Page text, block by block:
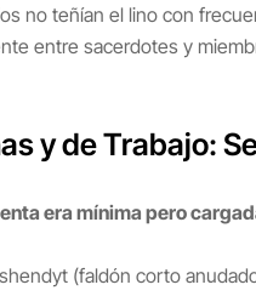
no teñían el lino con
entre sacerdotes y
y de Trabajo:
era mínima pero
(faldón corto